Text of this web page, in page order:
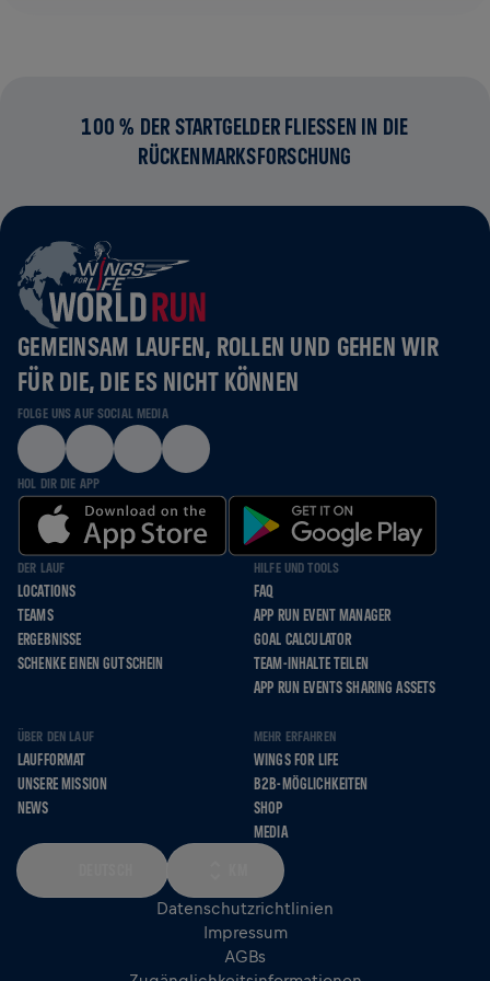
100 % DER STARTGELDER FLIESSEN IN DIE R
ÜCKENMARKSFORSCHUNG
GEMEINSAM LAUFEN, ROLLEN UND GEHEN WIR
FÜR DIE, DIE ES NICHT KÖNNEN
FOLGE UNS AUF SOCIAL MEDIA
HOL DIR DIE APP
DER LAUF
LOCATIONS
TEAMS
ERGEBNISSE
SCHENKE EINEN GUTSCHEIN
HILFE UND TOOLS
FAQ
APP RUN EVENT MANAGER
GOAL CALCULATOR
TEAM-INHALTE TEILEN
APP RUN EVENTS SHARING ASSETS
ÜBER DEN LAUF
LAUFFORMAT
UNSERE MISSION
NEWS
MEHR ERFAHREN
WINGS FOR LIFE
B2B-MÖGLICHKEITEN
SHOP
MEDIA
Datenschutzrichtlinien
Impressum
AGBs